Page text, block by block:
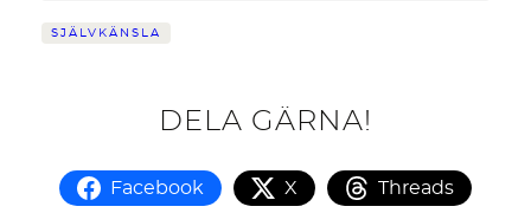
SJÄLVKÄNSLA
DELA GÄRNA!
Facebook X Threads